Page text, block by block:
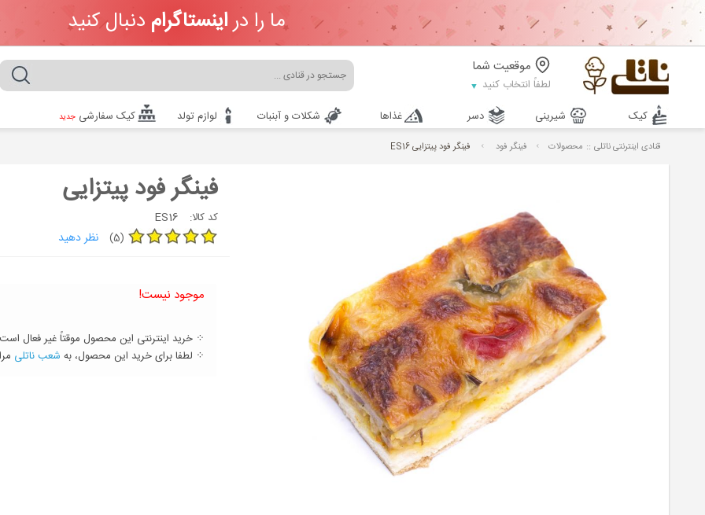
ما را دراینستاگرام دنبال کنید
موقعیت شما
لطفاً انتخاب کنید
کیک شیرینی دسر غذاها شکلات و آبنبات لوازم تولد کیک سفارشیجدید
قنادی اینترنتی ناتلی :: محصولات فینگر فود فینگر فود پیتزایی ES16
فینگر فود پیتزایی
کد کالا: ES16
(5) نظر دهید
موجود نیست!
⁘ خرید اینترنتی این محصول موقتاً غیر فعال
⁘ لطفا برای خرید این محصول، به شعب ناتلی